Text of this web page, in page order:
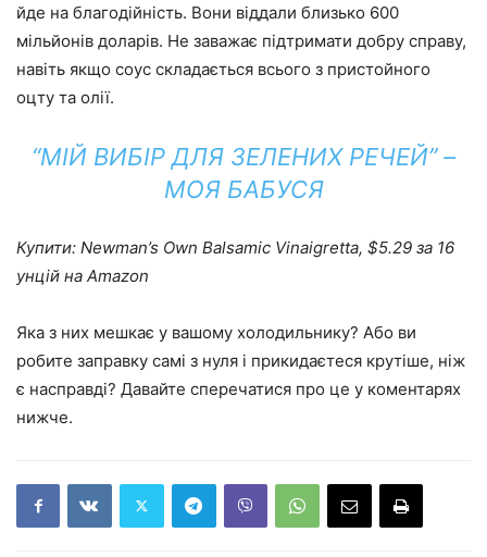
йде на благодійність. Вони віддали близько 600
мільйонів доларів. Не заважає підтримати добру справу,
навіть якщо соус складається всього з пристойного
оцту та олії.
“МІЙ ВИБІР ДЛЯ ЗЕЛЕНИХ РЕЧЕЙ” –
МОЯ БАБУСЯ
Купити: Newman’s Own Balsamic Vinaigretta, $5.29 за 16
унцій на Amazon
Яка з них мешкає у вашому холодильнику? Або ви
робите заправку самі з нуля і прикидаєтеся крутіше, ніж
є насправді? Давайте сперечатися про це у коментарях
нижче.